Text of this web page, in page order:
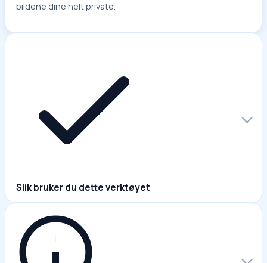
bildene dine helt private.
Slik bruker du dette verktøyet